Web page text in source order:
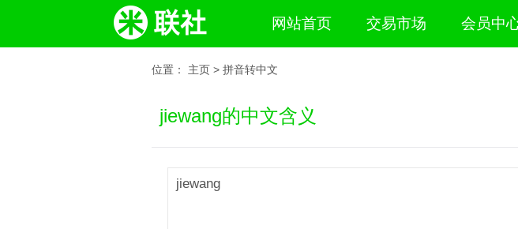
网站首页 交易市场 会员中
位置： 主页 > 拼音转中文
jiewang的中文含义
jiewang